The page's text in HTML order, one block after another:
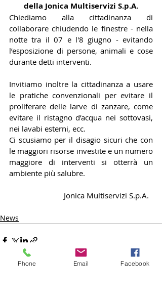
della Jonica Multiservizi S.p.A.
Chiediamo alla cittadinanza di
collaborare chiudendo le finestre - nella
notte tra il 07 e l'8 giugno - evitando
l’esposizione di persone, animali e cose
durante detti interventi.
Invitiamo inoltre la cittadinanza a usare
le pratiche convenzionali per evitare il
proliferare delle larve di zanzare, come
evitare il ristagno d’acqua nei sottovasi,
nei lavabi esterni, ecc.
Ci scusiamo per il disagio sicuri che con
le maggiori risorse investite e un numero
maggiore di interventi si otterrà un
ambiente più salubre.
                           Jonica Multiservizi S.p.A.
News
Phone Email Facebook